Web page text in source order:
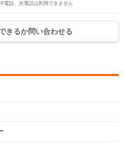
電話、光電話は利用できません
きるか問い合わせる